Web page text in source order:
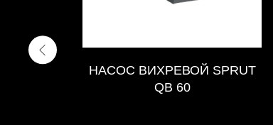
НАСОС ВИХРЕВОЙ SPRUT
QB 60